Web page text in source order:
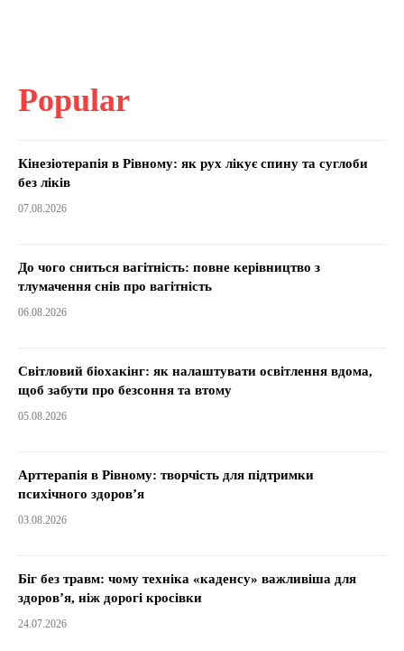
Popular
Кінезіотерапія в Рівному: як рух лікує спину та суглоби
без ліків
07.08.2026
До чого сниться вагітність: повне керівництво з
тлумачення снів про вагітність
06.08.2026
Світловий біохакінг: як налаштувати освітлення вдома,
щоб забути про безсоння та втому
05.08.2026
Арттерапія в Рівному: творчість для підтримки
психічного здоров’я
03.08.2026
Біг без травм: чому техніка «каденсу» важливіша для
здоров’я, ніж дорогі кросівки
24.07.2026